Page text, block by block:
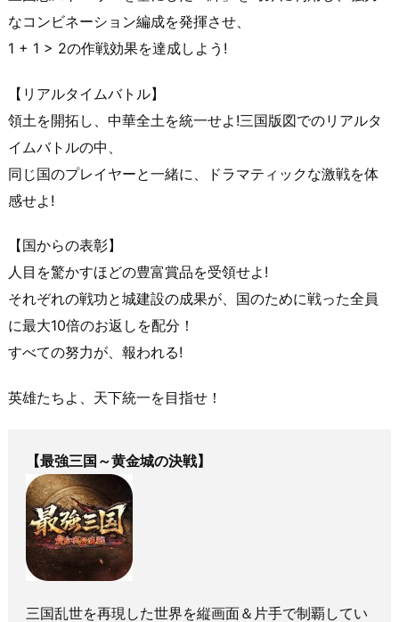
なコンビネーション編成を発揮させ、
1 + 1 > 2の作戦効果を達成しよう!
【リアルタイムバトル】
領土を開拓し、中華全土を統一せよ!三国版図でのリアルタ
イムバトルの中、
同じ国のプレイヤーと一緒に、ドラマティックな激戦を体
感せよ!
【国からの表彰】
人目を驚かすほどの豊富賞品を受領せよ!
それぞれの戦功と城建設の成果が、国のために戦った全員
に最大10倍のお返しを配分！
すべての努力が、報われる!
英雄たちよ、天下統一を目指せ！
【最強三国～黄金城の決戦】
三国乱世を再現した世界を縦画面＆片手で制覇してい